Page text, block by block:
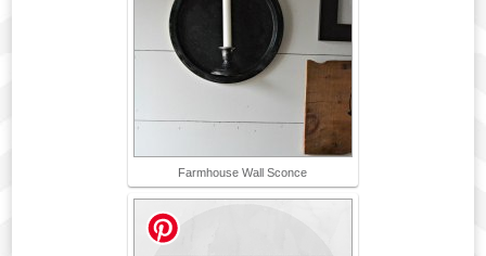
Farmhouse Wall Sconce